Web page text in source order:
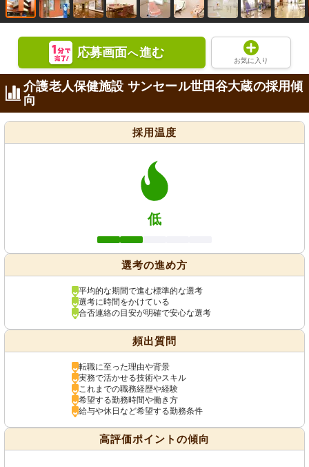
応募画面へ進む
お気に入り
介護老人保健施設 サンセール世田谷大蔵の採用傾
向
採用温度
低
選考の進め方
平均的な期間で進む標準的な選考
選考に時間をかけている
合否連絡の目安が明確で安心な選考
頻出質問
転職に至った理由や背景
実務で活かせる技術やスキル
これまでの職務経歴や経験
希望する勤務時間や働き方
給与や休日など希望する勤務条件
高評価ポイントの傾向